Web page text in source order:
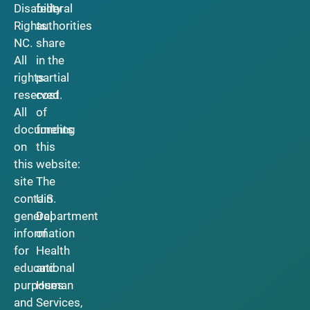
Disability
Rights
NC.
All
rights
reserved.
All
documents
on
this
site
contain
general
information
for
educational
purposes
and
federal
authorities
share
in the
partial
cost
of
funding
this
website:
The
U.S.
Department
of
Health
and
Human
Services,